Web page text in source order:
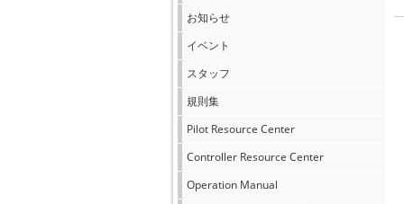
お知らせ
イベント
スタッフ
規則集
Pilot Resource Center
Controller Resource Center
Operation Manual